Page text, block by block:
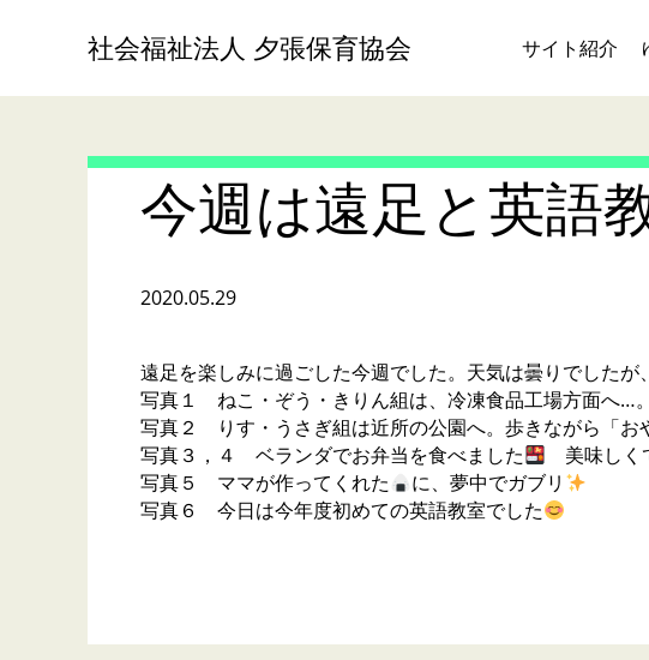
社会福祉法人 夕張保育協会 サイト紹介
今週は遠足と英語
2020.05.29
遠足を楽しみに過ごした今週でした。天気は曇りでした
写真１ ねこ・ぞう・きりん組は、冷凍食品工場方面へ…
写真２ りす・うさぎ組は近所の公園へ。歩きながら「お
写真３，４ ベランダでお弁当を食べました
美味しく
写真５ ママが作ってくれた
に、夢中でガブリ
写真６ 今日は今年度初めての英語教室でした